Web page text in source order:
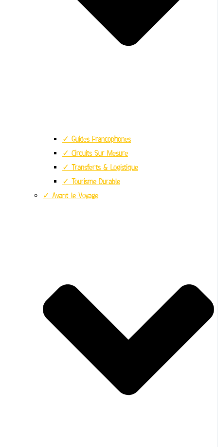
✓ Guides Francophones
✓ Circuits Sur Mesure
✓ Transferts & Logistique
✓ Tourisme Durable
✓ Avant le Voyage